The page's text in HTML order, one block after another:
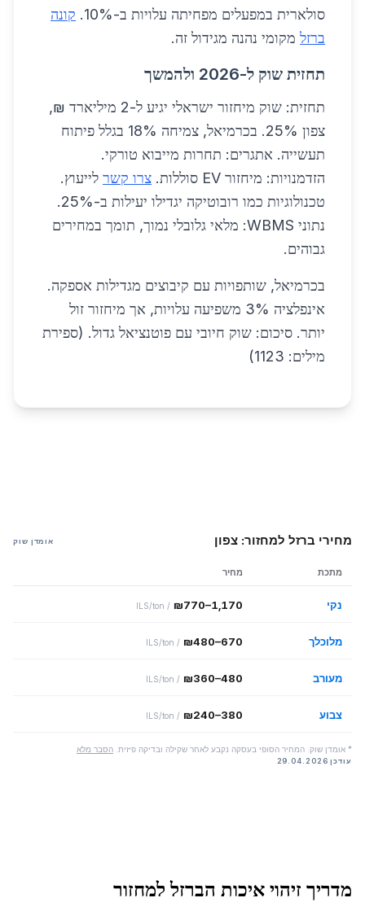
סולארית במפעלים מפחיתה עלויות ב-10%.
קונה
ברזל מקומי נהנה מגידול זה.
תחזית שוק ל-2026 ולהמשך
תחזית: שוק מיחזור ישראלי יגיע ל-2 מיליארד ₪,
צפון 25%. בכרמיאל, צמיחה 18% בגלל פיתוח
תעשייה. אתגרים: תחרות מייבוא טורקי.
הזדמנויות: מיחזור EV סוללות.
צרו קשר לייעוץ.
טכנולוגיות כמו רובוטיקה יגדילו יעילות ב-25%.
נתוני WBMS: מלאי גלובלי נמוך, תומך במחירים
גבוהים.
בכרמיאל, שותפויות עם קיבוצים מגדילות אספקה.
אינפלציה 3% משפיעה עלויות, אך מיחזור זול
יותר. סיכום: שוק חיובי עם פוטנציאל גדול. (ספירת
מילים: 1123)
מחירי ברזל למחזור: צפון אומדן שוק
מתכת מחיר
נקי ₪770–1,170
/
ILS/ton
מלוכלך ₪480–670
/
ILS/ton
מעורב ₪360–480
/
ILS/ton
צבוע ₪240–380
/
ILS/ton
* אומדן שוק. המחיר הסופי בעסקה נקבע לאחר שקילה ובדיקה פיזית. הסבר מלא
עודכן 29.04.2026
מדריך זיהוי איכות הברזל למחזור